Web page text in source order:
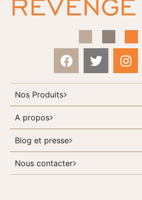
Nos Produits
A propos
Blog et presse
Nous contacter